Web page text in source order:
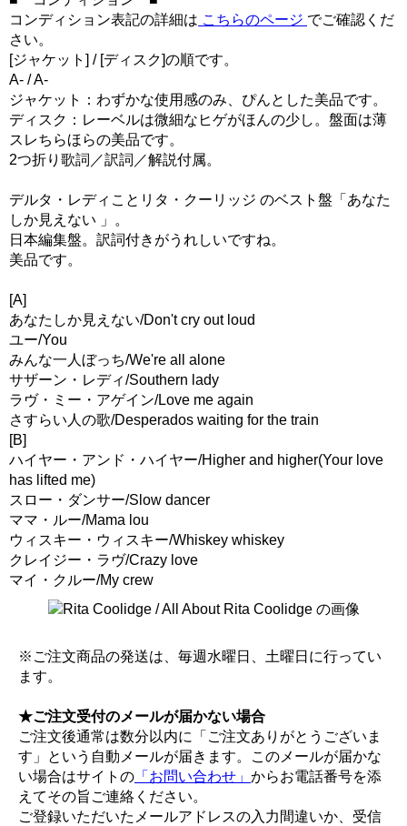
コンディション表記の詳細は こちらのページ でご確認くだ
さい。
[ジャケット] / [ディスク]の順です。
A- / A-
ジャケット：わずかな使用感のみ、ぴんとした美品です。
ディスク：レーベルは微細なヒゲがほんの少し。盤面は薄
スレちらほらの美品です。
2つ折り歌詞／訳詞／解説付属。
デルタ・レディことリタ・クーリッジ のベスト盤「あなた
しか見えない 」。
日本編集盤。訳詞付きがうれしいですね。
美品です。
[A]
あなたしか見えない/Don't cry out loud
ユー/You
みんな一人ぼっち/We're all alone
サザーン・レディ/Southern lady
ラヴ・ミー・アゲイン/Love me again
さすらい人の歌/Desperados waiting for the train
[B]
ハイヤー・アンド・ハイヤー/Higher and higher(Your love
has lifted me)
スロー・ダンサー/Slow dancer
ママ・ルー/Mama lou
ウィスキー・ウィスキー/Whiskey whiskey
クレイジー・ラヴ/Crazy love
マイ・クルー/My crew
※ご注文商品の発送は、毎週水曜日、土曜日に行ってい
ます。
★ご注文受付のメールが届かない場合
ご注文後通常は数分以内に「ご注文ありがとうございま
す」という自動メールが届きます。このメールが届かな
い場合はサイトの 「お問い合わせ」 からお電話番号を添
えてその旨ご連絡ください。
ご登録いただいたメールアドレスの入力間違いか、受信